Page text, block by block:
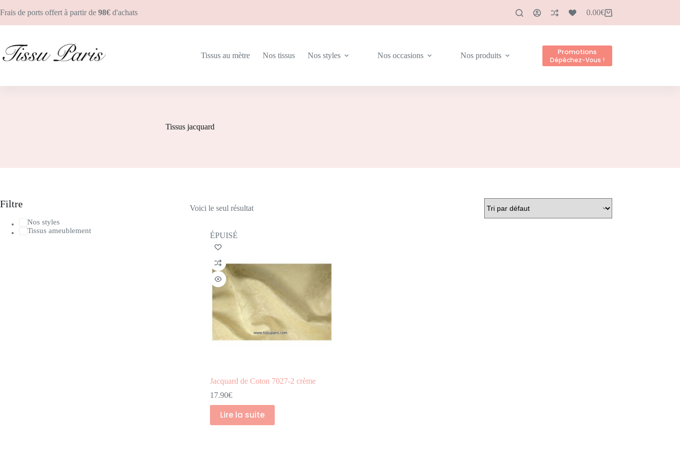
Frais de ports offert à partir de 98€ d'achats 0.00€
Tissus au mètre Nos tissus Nos styles Nos occasions Nos produits Promotions
Dépêchez-Vous !
Tissus jacquard
Voici le seul résultat
ÉPUISÉ
Jacquard de Coton 7027-2 crème
17.90€
Lire la suite
Filtre
Nos styles
Tissus ameublement